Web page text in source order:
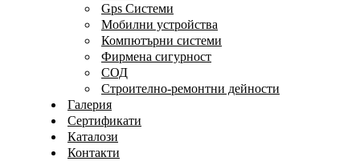
Gps Системи
Мобилни устройства
Компютърни системи
Фирмена сигурност
СОД
Строително-ремонтни дейности
Галерия
Сертификати
Каталози
Контакти